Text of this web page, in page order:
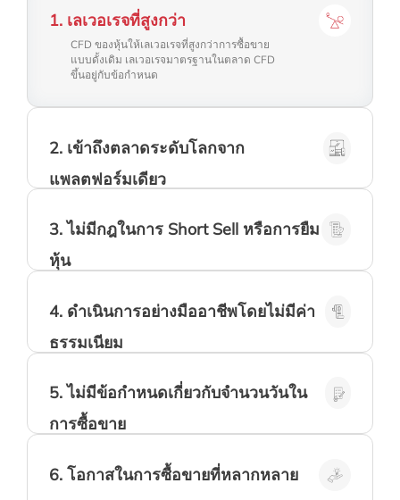
1. เลเวอเรจที่สูงกว่า
CFD ของหุ้นให้เลเวอเรจที่สูงกว่าการซื้อขาย
แบบดั้งเดิม เลเวอเรจมาตรฐานในตลาด CFD
ขึ้นอยู่กับข้อกำหนด
2. เข้าถึงตลาดระดับโลกจาก
แพลตฟอร์มเดียว
เรานำเสนอผลิตภัณฑ์ของตลาดหลักๆทั่วโลกและ
สามารถเข้าถึงได้ตลอด 24 ชั่วโมง นักลงทุน
หลากหลาย
3.ไม่มีกฎในการ Short Sell หรือการยืม
หุ้นเวลาโดยไม่ต้องเสียค่าใช้จ่ายในการยืมหุ้น
4. ดำเนินการอย่างมืออาชีพโดยไม่มีค่า
ธรรมเนียม
เราเสนอประเภทคำสั่งที่เหมือนกับโบรกเกอร์แบบ
ดั้งเดิม รวมถึงคำสั่งซื้อขายล่วงหน้า Stop/Limit
และ 'เงื่อนไขเมื่อดำเนินการสำเร็จ'
5.ไม่มีข้อกำหนดเกี่ยวกับจำนวนวันใน
การซื้อขาย
ตลาด CFD ของหุ้นไม่มีข้อจำกัดและผู้ถือบัญชี
ทุกคนสามารถซื้อขายรายวันได้
6. โอกาสในการซื้อขายที่หลากหลาย